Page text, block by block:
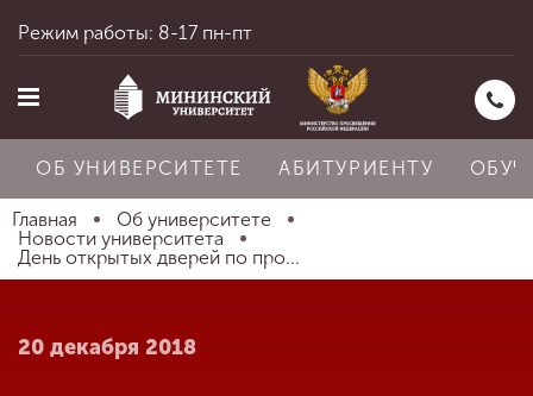
Главная
Режим работы: 8-17 пн-пт
ОБ УНИВЕРСИТЕТЕ АБИТУРИЕНТУ
Главная
Об университете
Новости университета
День открытых дверей по про...
20 декабря 2018